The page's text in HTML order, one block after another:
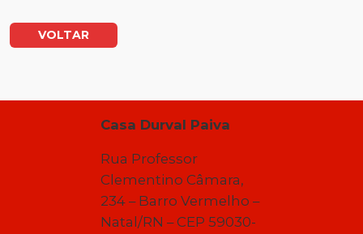
VOLTAR
Casa Durval Paiva
Rua Professor
Clementino Câmara,
234 – Barro Vermelho –
Natal/RN – CEP 59030-